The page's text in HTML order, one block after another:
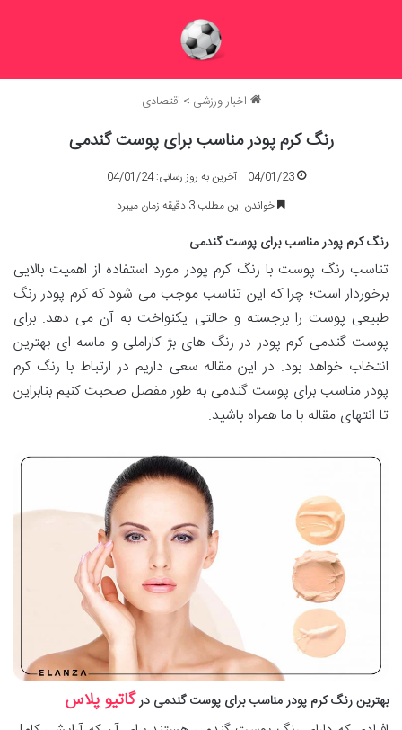
اخبار ورزشی > اقتصادی
رنگ کرم پودر مناسب برای پوست گندمی
04/01/23
آخرین به روز رسانی: 04/01/24
خواندن این مطلب 3 دقیقه زمان میبرد
رنگ کرم پودر مناسب برای پوست گندمی
تناسب رنگ پوست با رنگ کرم پودر مورد استفاده از اهمیت بالایی
برخوردار است؛ چرا که این تناسب موجب می شود که کرم پودر رنگ
طبیعی پوست را برجسته و حالتی یکنواخت به آن می دهد. برای
پوست گندمی کرم پودر در رنگ های بژ کاراملی و ماسه ای بهترین
انتخاب خواهد بود. در این مقاله سعی داریم در ارتباط با رنگ کرم
پودر مناسب برای پوست گندمی به طور مفصل صحبت کنیم بنابراین
تا انتهای مقاله با ما همراه باشید.
بهترین رنگ کرم پودر مناسب برای پوست گندمی درگاتیو پلاس